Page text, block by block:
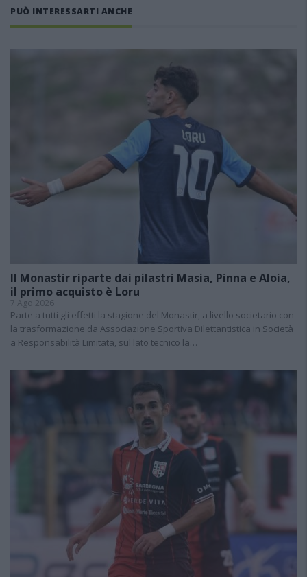
PUÒ INTERESSARTI ANCHE
Il Monastir riparte dai pilastri Masia, Pinna e Aloia,
il primo acquisto è Loru
7 Ago 2026
Parte a tutti gli effetti la stagione del Monastir, a livello societario con
la trasformazione da Associazione Sportiva Dilettantistica in Società
a Responsabilità Limitata, sul lato tecnico la…